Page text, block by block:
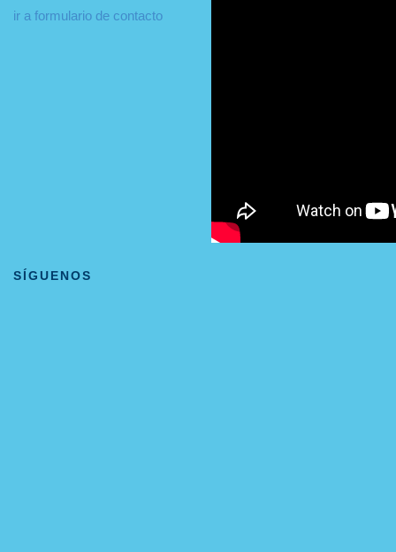
ir a formulario de contacto
SÍGUENOS